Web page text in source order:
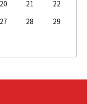
20 21
22
27 28
29